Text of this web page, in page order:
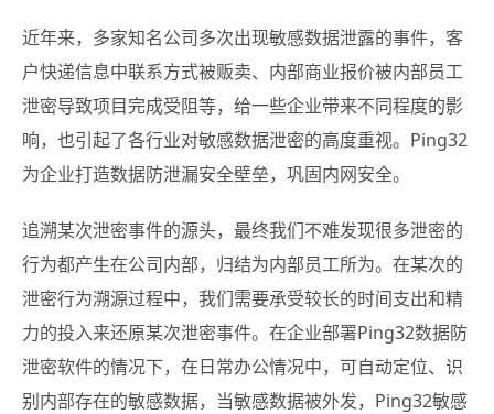
近年来，多家知名公司多次出现敏感数据泄露的事件，客
户快递信息中联系方式被贩卖、内部商业报价被内部员工
泄密导致项目完成受阻等，给一些企业带来不同程度的影
响，也引起了各行业对敏感数据泄密的高度重视。Ping32
为企业打造数据防泄漏安全壁垒，巩固内网安全。
追溯某次泄密事件的源头，最终我们不难发现很多泄密的
行为都产生在公司内部，归结为内部员工所为。在某次的
泄密行为溯源过程中，我们需要承受较长的时间支出和精
力的投入来还原某次泄密事件。在企业部署Ping32数据防
泄密软件的情况下，在日常办公情况中，可自动定位、识
别内部存在的敏感数据，当敏感数据被外发，Ping32敏感